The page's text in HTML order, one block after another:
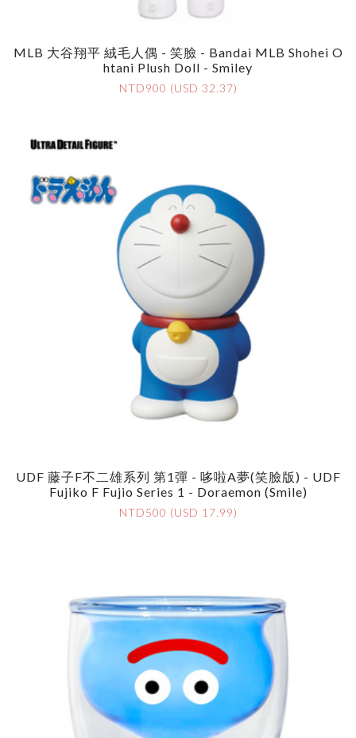
MLB 大谷翔平 絨毛人偶 - 笑臉 - Bandai MLB Shohei O
Htani Plush Doll - Smiley
NTD900 (USD 32.37)
UDF 藤子F不二雄系列 第1彈 - 哆啦A夢(笑臉版) - UDF
Fujiko F Fujio Series 1 - Doraemon (Smile)
NTD500 (USD 17.99)